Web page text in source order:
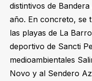
distintivos de
año. En concreto, se
las playas de La
deportivo de Sancti
medioambientales
Novo y al Sendero